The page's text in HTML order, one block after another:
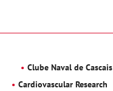
Clube Naval de Cascais
Cardiovascular Research